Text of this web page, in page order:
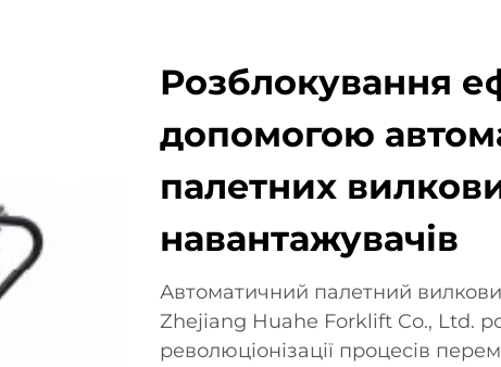
Розблокування
допомогою
палетних
навантажувачів
Автоматичний палетний
Zhejiang Huahe Forklift Co., Ltd.
революціонізації процесів